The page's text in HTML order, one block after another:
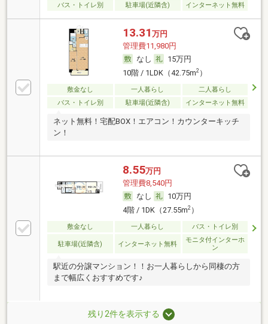
バス・トイレ別
駐車場(近隣含) インターネット無料
13.31 万円
管理費11,980円
なし
15万円
10階 / 1LDK（42.75m2）
敷金なし 一人暮らし
二人暮らし
バス・トイレ別
駐車場(近隣含) インターネット無料
ネット無料！宅配BOX！エアコン！カウンターキッチ
ン！
8.55万円
管理費8,540円
なし
10万円
4階 / 1DK（27.55m2）
敷金なし 一人暮らし バス・トイレ別
駐車場(近隣含) インターネット無料
モニタ付インターホ
ン
駅近の分譲マンション！！お一人暮らしから同棲の方
まで幅広くおすすめです♪
残り2件を表示する